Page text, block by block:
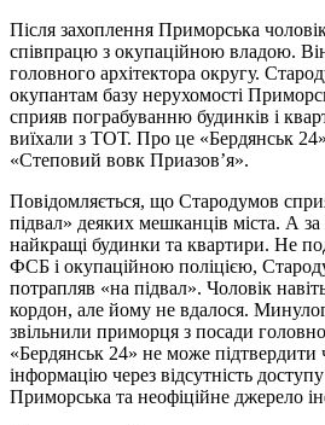
Після захоплення Приморська
співпрацю з окупаційною владою.
головного архітектора округу.
окупантам базу нерухомості
сприяв пограбуванню будинків і
виїхали з ТОТ. Про це «Бердянськ 24»
«Степовий вовк Приазов’я».
Повідомляється, що Стародумов
підвал» деяких мешканців міста. А за
найкращі будинки та квартири. Не
ФСБ і окупаційною поліцією,
потрапляв «на підвал». Чоловік
кордон, але йому не вдалося.
звільнили приморця з посади
«Бердянськ 24» не може підтвердити
інформацію через відсутність
Приморська та неофіційне джерело